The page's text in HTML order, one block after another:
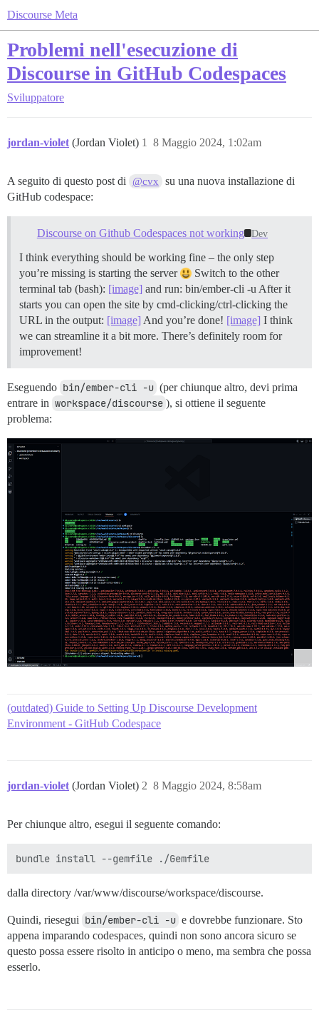
Discourse Meta
Problemi nell'esecuzione di
Discourse in GitHub Codespaces
Sviluppatore
jordan-violet (Jordan Violet) 8 Maggio 2024, 1:02am
1
A seguito di questo post di @cvx
su una nuova installazione di
GitHub codespace:
Discourse on Github Codespaces not working Dev
I think everything should be working fine – the only step
you’re missing is starting the server
Switch to the other
terminal tab (bash): [image] and run: bin/ember-cli -u After it
starts you can open the site by cmd-clicking/ctrl-clicking the
URL in the output: [image] And you’re done! [image] I think
we can streamline it a bit more. There’s definitely room for
improvement!
Eseguendo bin/ember-cli -u (per chiunque altro, devi prima
entrare in workspace/discourse ), si ottiene il seguente
problema:
(outdated) Guide to Setting Up Discourse Development
Environment - GitHub Codespace
jordan-violet (Jordan Violet) 8 Maggio 2024, 8:58am
2
Per chiunque altro, esegui il seguente comando:
dalla directory /var/www/discourse/workspace/discourse.
Quindi, riesegui bin/ember-cli -u e dovrebbe funzionare. Sto
appena imparando codespaces, quindi non sono ancora sicuro se
questo possa essere risolto in anticipo o meno, ma sembra che possa
esserlo.